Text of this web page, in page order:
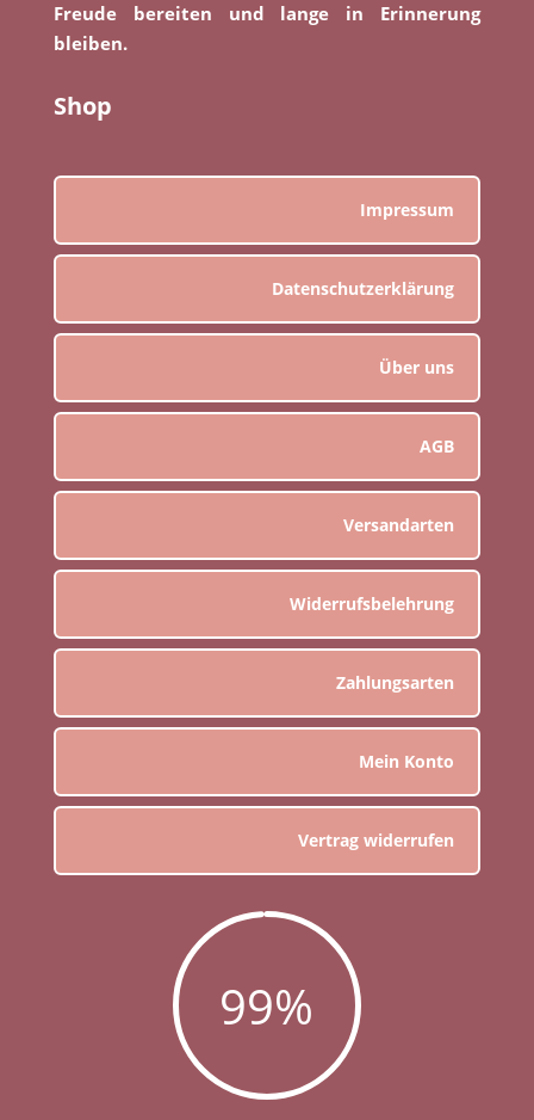
Freude bereiten und lange in Erinnerung
bleiben.
Shop
Impressum
Datenschutzerklärung
Über uns
AGB
Versandarten
Widerrufsbelehrung
Zahlungsarten
Mein Konto
Vertrag widerrufen
99%